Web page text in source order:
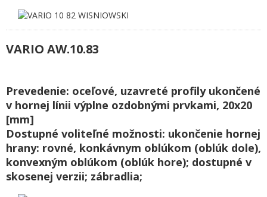
VARIO AW.10.83
Prevedenie: oceľové, uzavreté profily ukončené
v hornej línii výplne ozdobnými prvkami, 20x20
[mm]
Dostupné voliteľné možnosti: ukončenie hornej
hrany: rovné, konkávnym oblúkom (oblúk dole),
konvexným oblúkom (oblúk hore); dostupné v
skosenej verzii; zábradlia;